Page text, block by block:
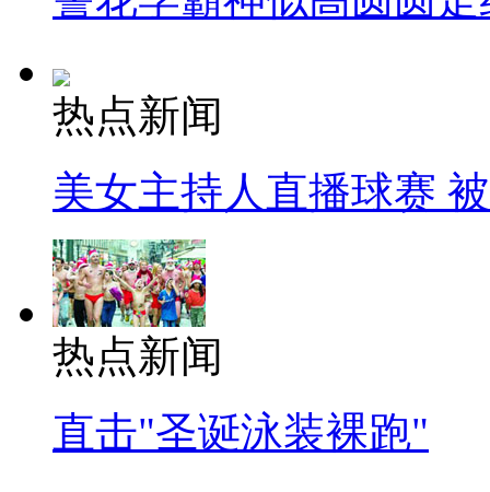
热点新闻
美女主持人直播球赛
热点新闻
直击"圣诞泳装裸跑"